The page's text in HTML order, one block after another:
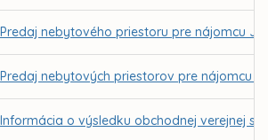
Predaj nebytového priestoru pre nájomcu
Predaj nebytových priestorov pre nájomcu
Informácia o výsledku obchodnej verejnej